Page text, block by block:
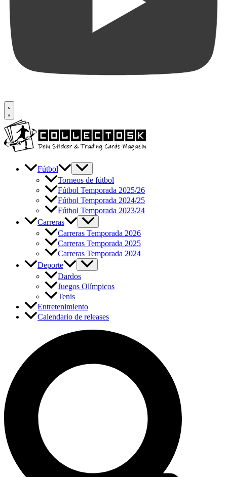
Fútbol
Torneos de fútbol
Fútbol Temporada 2025/26
Fútbol Temporada 2024/25
Fútbol Temporada 2023/24
Carreras
Carreras Temporada 2026
Carreras Temporada 2025
Carreras Temporada 2024
Deporte
Dardos
Juegos Olímpicos
Tenis
Entretenimiento
Calendario de releases